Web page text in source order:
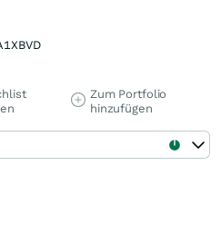
Zum Portfolio
hinzufügen